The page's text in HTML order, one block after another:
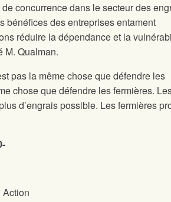
concurrence dans le secteur des
bénéfices des entreprises entament
réduire la dépendance et la
M. Qualman.
pas la même chose que défendre les
chose que défendre les fermières.
d’engrais possible. Les fermières